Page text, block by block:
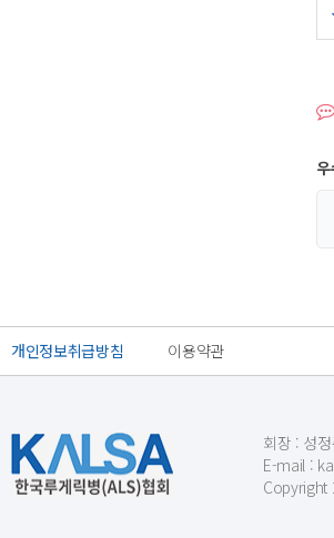
개인정보취급방침 이용약관
회장 : 성
E-mail :
Copyright